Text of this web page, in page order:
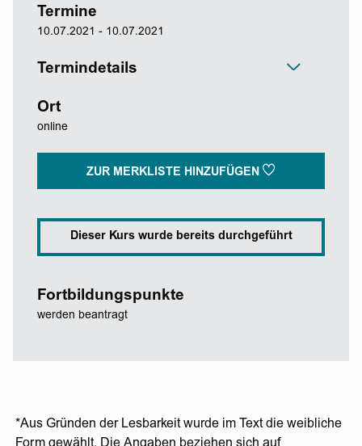
Termine
10.07.2021 - 10.07.2021
Termindetails
Ort
online
ZUR MERKLISTE HINZUFÜGEN
Dieser Kurs wurde bereits durchgeführt
Fortbildungspunkte
werden beantragt
*Aus Gründen der Lesbarkeit wurde im Text die weibliche
Form gewählt. Die Angaben beziehen sich auf